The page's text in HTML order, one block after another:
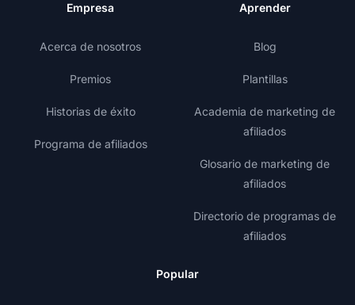
Empresa
Acerca de nosotros
Premios
Historias de éxito
Programa de afiliados
Aprender
Blog
Plantillas
Academia de marketing de
afiliados
Glosario de marketing de
afiliados
Directorio de programas de
afiliados
Popular